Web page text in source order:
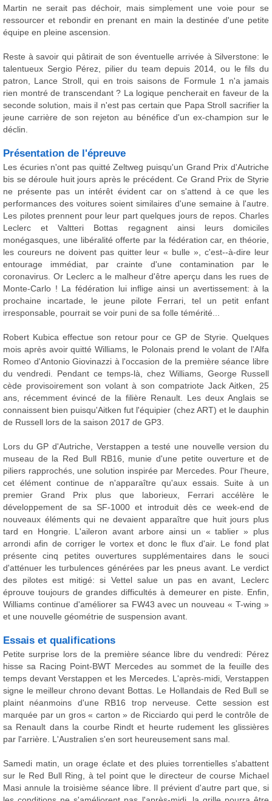
Martin ne serait pas déchoir, mais simplement une voie pour se
ressourcer et rebondir en prenant en main la destinée d'une petite
équipe en pleine ascension.
Reste à savoir qui pâtirait de son éventuelle arrivée à Silverstone: le
talentueux Sergio Pérez, pilier du team depuis 2014, ou le fils du
patron, Lance Stroll, qui en trois saisons de Formule 1 n'a jamais
rien montré de transcendant ? La logique pencherait en faveur de la
seconde solution, mais il n'est pas certain que Papa Stroll sacrifier la
jeune carrière de son rejeton au bénéfice d'un ex-champion sur le
déclin.
Présentation de l'épreuve
Les écuries n'ont pas quitté Zeltweg puisqu'un Grand Prix d'Autriche
bis se déroule huit jours après le précédent. Ce Grand Prix de Styrie
ne présente pas un intérêt évident car on s'attend à ce que les
performances des voitures soient similaires d'une semaine à l'autre.
Les pilotes prennent pour leur part quelques jours de repos. Charles
Leclerc et Valtteri Bottas regagnent ainsi leurs domiciles
monégasques, une libéralité offerte par la fédération car, en théorie,
les coureurs ne doivent pas quitter leur « bulle », c'est--à-dire leur
entourage immédiat, par crainte d'une contamination par le
coronavirus. Or Leclerc a le malheur d'être aperçu dans les rues de
Monte-Carlo ! La fédération lui inflige ainsi un avertissement: à la
prochaine incartade, le jeune pilote Ferrari, tel un petit enfant
irresponsable, pourrait se voir puni de sa folle témérité...
Robert Kubica effectue son retour pour ce GP de Styrie. Quelques
mois après avoir quitté Williams, le Polonais prend le volant de l'Alfa
Romeo d'Antonio Giovinazzi à l'occasion de la première séance libre
du vendredi. Pendant ce temps-là, chez Williams, George Russell
cède provisoirement son volant à son compatriote Jack Aitken, 25
ans, récemment évincé de la filière Renault. Les deux Anglais se
connaissent bien puisqu'Aitken fut l'équipier (chez ART) et le dauphin
de Russell lors de la saison 2017 de GP3.
Lors du GP d'Autriche, Verstappen a testé une nouvelle version du
museau de la Red Bull RB16, munie d'une petite ouverture et de
piliers rapprochés, une solution inspirée par Mercedes. Pour l'heure,
cet élément continue de n'apparaître qu'aux essais. Suite à un
premier Grand Prix plus que laborieux, Ferrari accélère le
développement de sa SF-1000 et introduit dès ce week-end de
nouveaux éléments qui ne devaient apparaître que huit jours plus
tard en Hongrie. L'aileron avant arbore ainsi un « tablier » plus
arrondi afin de corriger le vortex et donc le flux d'air. Le fond plat
présente cinq petites ouvertures supplémentaires dans le souci
d'atténuer les turbulences générées par les pneus avant. Le verdict
des pilotes est mitigé: si Vettel salue un pas en avant, Leclerc
éprouve toujours de grandes difficultés à demeurer en piste. Enfin,
Williams continue d'améliorer sa FW43 avec un nouveau « T-wing »
et une nouvelle géométrie de suspension avant.
Essais et qualifications
Petite surprise lors de la première séance libre du vendredi: Pérez
hisse sa Racing Point-BWT Mercedes au sommet de la feuille des
temps devant Verstappen et les Mercedes. L'après-midi, Verstappen
signe le meilleur chrono devant Bottas. Le Hollandais de Red Bull se
plaint néanmoins d'une RB16 trop nerveuse. Cette session est
marquée par un gros « carton » de Ricciardo qui perd le contrôle de
sa Renault dans la courbe Rindt et heurte rudement les glissières
par l'arrière. L'Australien s'en sort heureusement sans mal.
Samedi matin, un orage éclate et des pluies torrentielles s'abattent
sur le Red Bull Ring, à tel point que le directeur de course Michael
Masi annule la troisième séance libre. Il prévient d'autre part que, si